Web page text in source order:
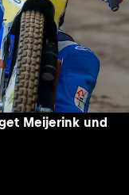
Meijerink und